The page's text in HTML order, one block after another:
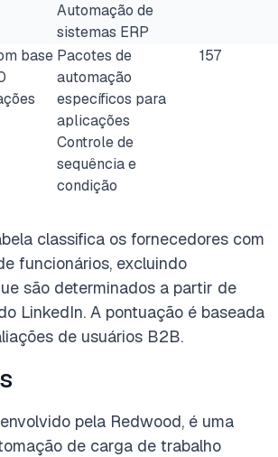
Automação de
sistemas ERP
base Pacotes de
automação
específicos para
aplicações
Controle de
sequência e
condição
157
classifica os fornecedores com
funcionários, excluindo
são determinados a partir de
LinkedIn. A pontuação é baseada
de usuários B2B.
pela Redwood, é uma
de carga de trabalho